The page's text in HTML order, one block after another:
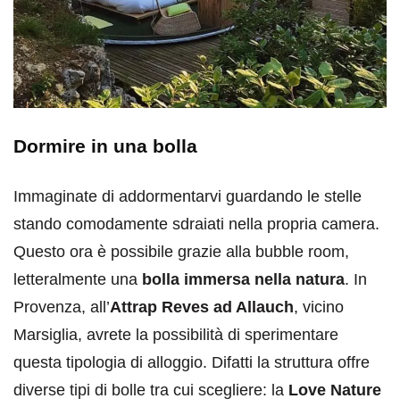
Dormire in una bolla
Immaginate di addormentarvi guardando le stelle
stando comodamente sdraiati nella propria camera.
Questo ora è possibile grazie alla bubble room,
letteralmente una bolla immersa nella natura. In
Provenza, all’Attrap Reves ad Allauch, vicino
Marsiglia, avrete la possibilità di sperimentare
questa tipologia di alloggio. Difatti la struttura offre
diverse tipi di bolle tra cui scegliere: la Love Nature